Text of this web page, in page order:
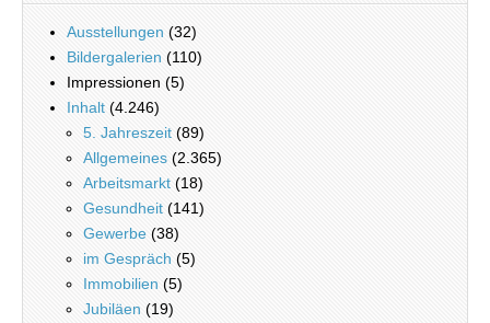
Ausstellungen (32)
Bildergalerien (110)
Impressionen (5)
Inhalt (4.246)
5. Jahreszeit (89)
Allgemeines (2.365)
Arbeitsmarkt (18)
Gesundheit (141)
Gewerbe (38)
im Gespräch (5)
Immobilien (5)
Jubiläen (19)